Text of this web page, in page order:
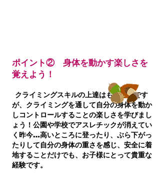
ポイント② 身体を動かす楽しさを
覚えよう！
クライミングスキルの上達はもちろんです
が、クライミングを通して自分の身体を動か
しコントロールすることの楽しさを学びまし
ょう！公園や学校でアスレチックが消えてい
く昨今…高いところに登ったり、ぶら下がっ
たりして自分の身体の重さを感じ、安全に着
地することだけでも、お子様にとって貴重な
経験です。